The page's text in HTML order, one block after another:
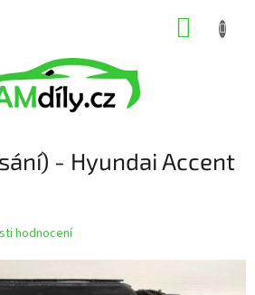
- Hyundai Accent
hodnocení